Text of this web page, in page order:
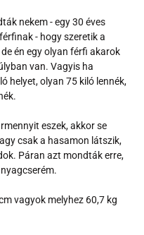
nekem - egy 30 éves
- hogy szeretik a
én egy olyan férfi akarok
van. Vagyis ha
helyet, olyan 75 kiló lennék,
eszek, akkor se
csak a hasamon látszik,
Páran azt mondták erre,
vagyok melyhez 60,7 kg